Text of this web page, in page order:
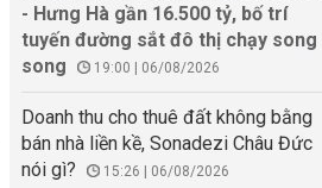
- Hưng Hà gần 16.500 tỷ, bố trí
tuyến đường sắt đô thị chạy song
song
19:00 | 06/08/2026
Doanh thu cho thuê đất không bằng
bán nhà liền kề, Sonadezi Châu Đức
nói gì?
15:26 | 06/08/2026